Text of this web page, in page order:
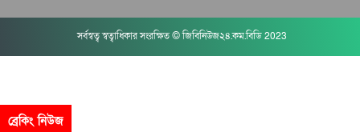
সর্বস্বত্ব স্বত্বাধিকার সংরক্ষিত © জিবিনিউজ২৪.কম.বিডি 2023
ব্রেকিং নিউজ